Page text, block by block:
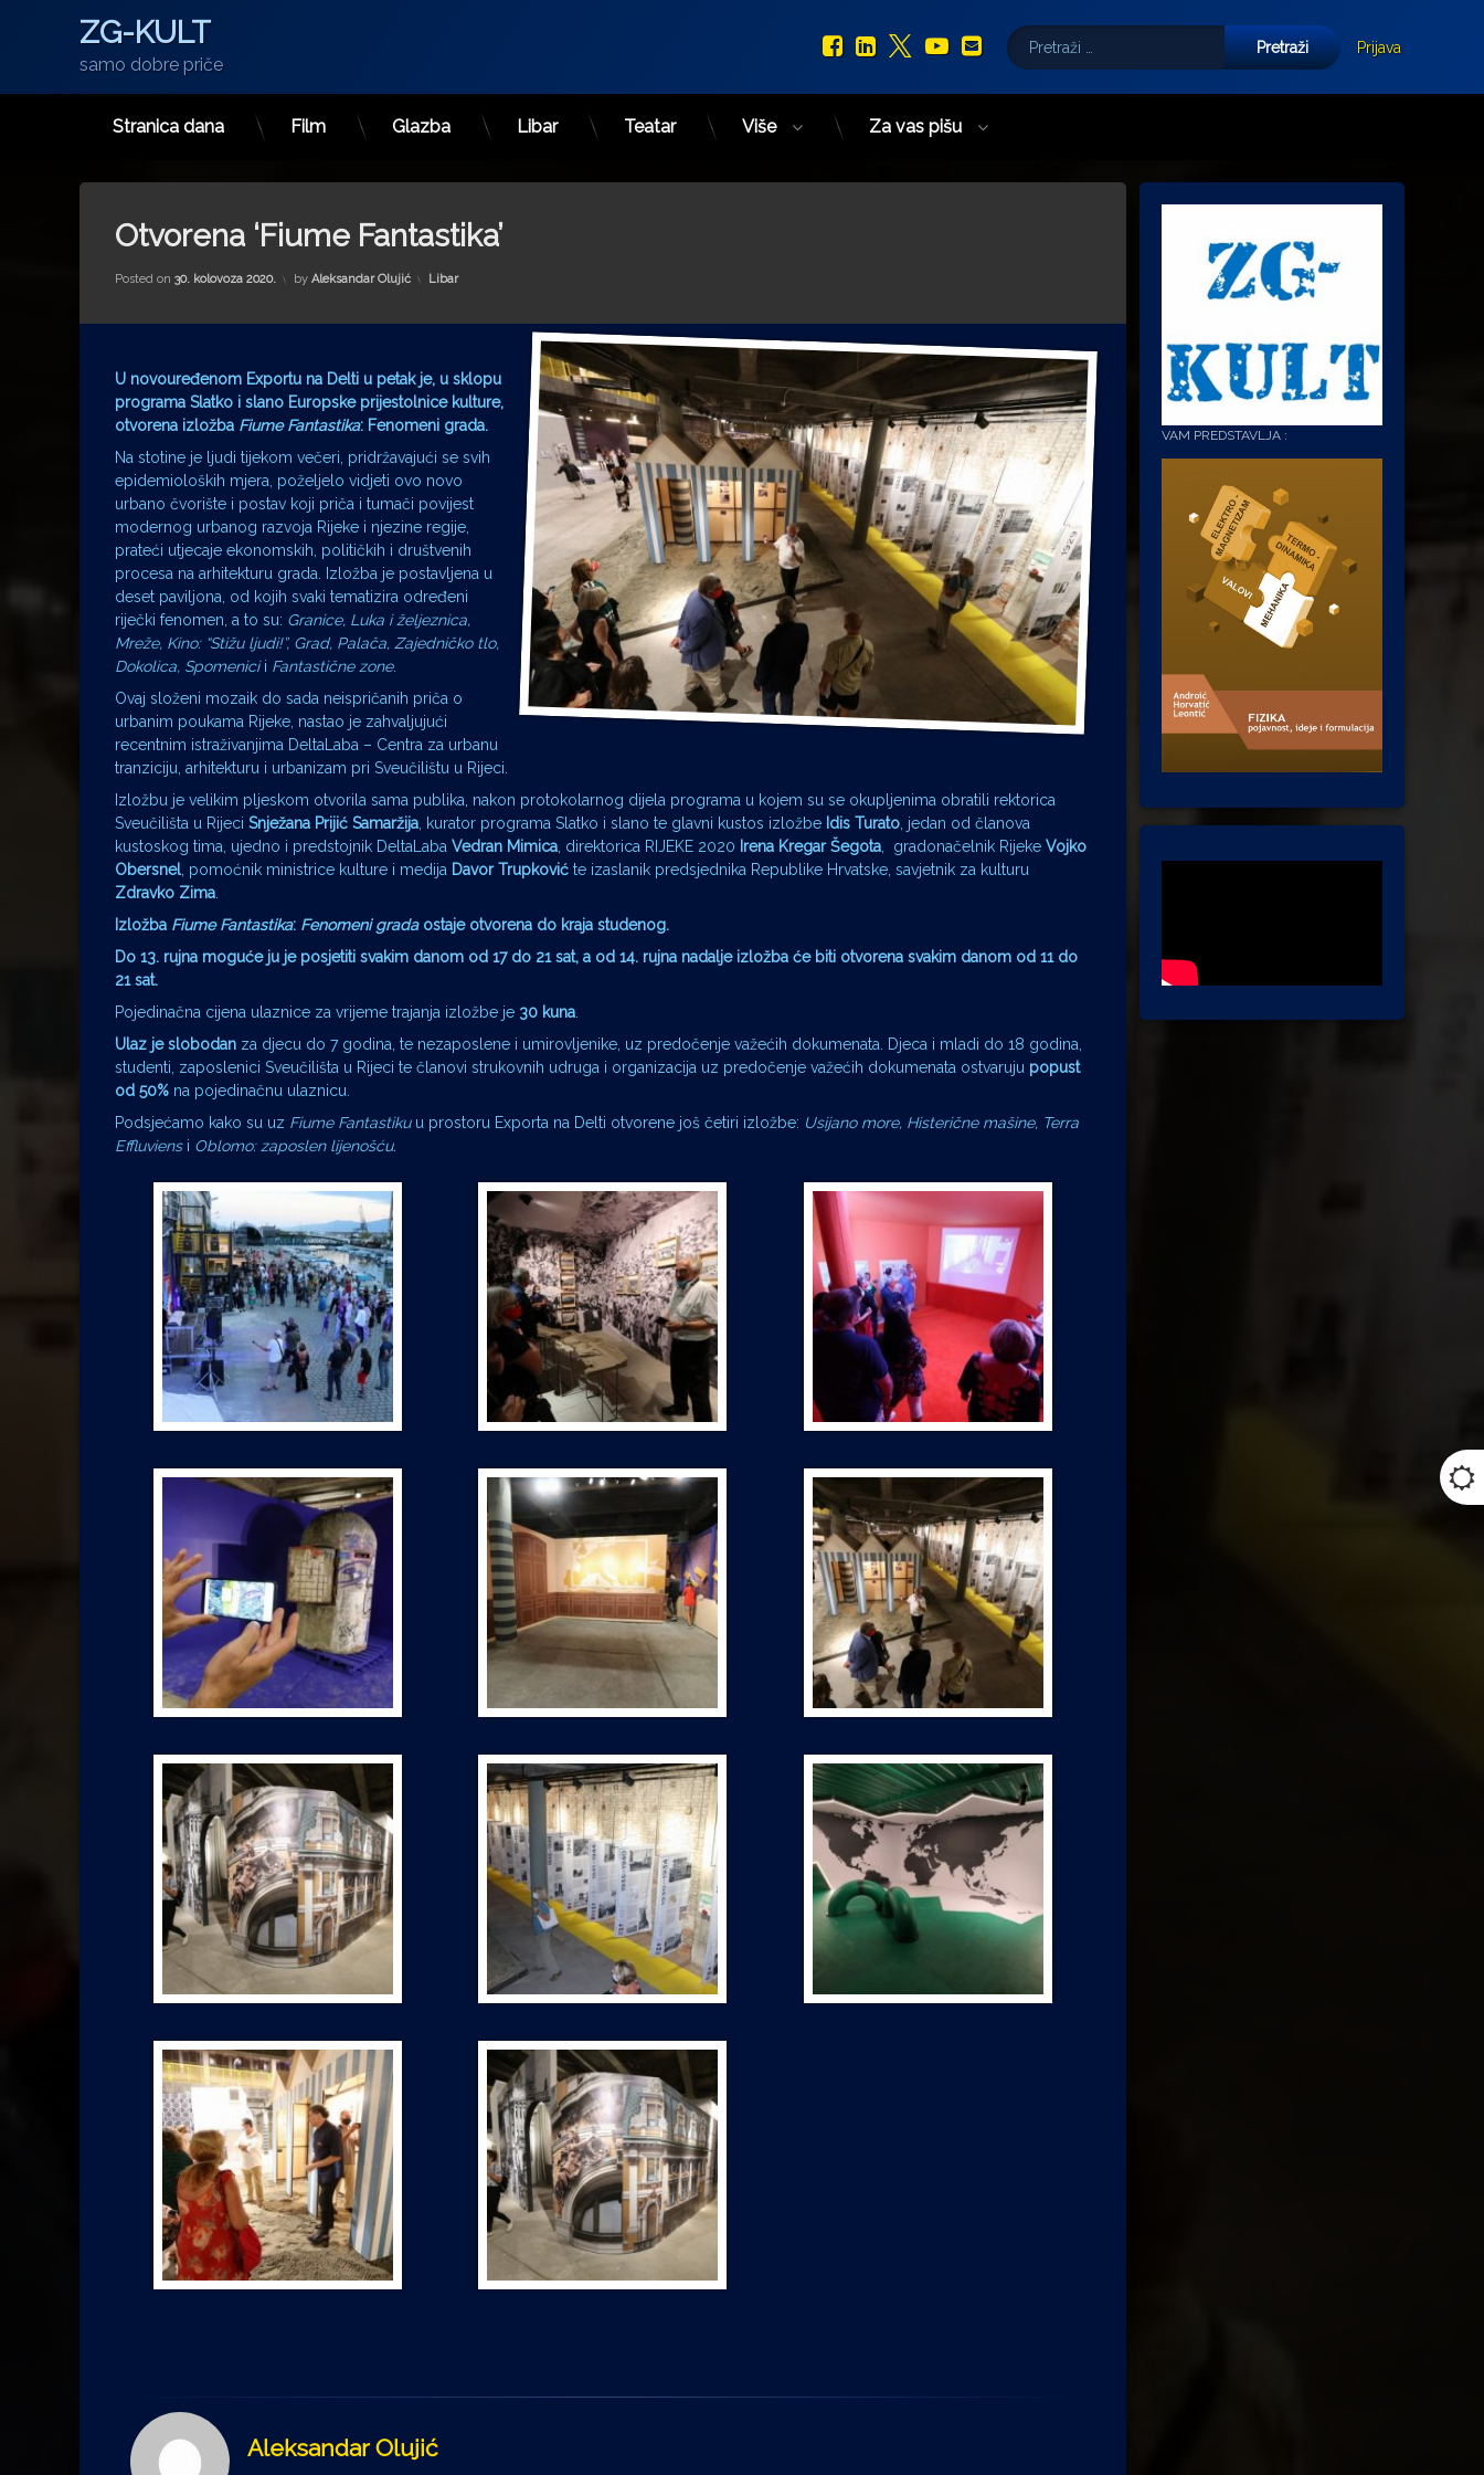
ZG-KULT
samo dobre priče
Facebook
LinkedIn
X.com
YouTube
E-mail
Pretraži:
Prijava
Stranica dana Film Glazba Libar Teatar Više Za vas pišu
Otvorena ‘Fiume Fantastika’
Posted on 30. kolovoza 2020. by Aleksandar Olujić Kategorije:
Libar
U novouređenom Exportu na Delti u petak je, u sklopu
programa Slatko i slano Europske prijestolnice kulture,
otvorena izložba Fiume Fantastika: Fenomeni grada.
Na stotine je ljudi tijekom večeri, pridržavajući se svih
epidemioloških mjera, poželjelo vidjeti ovo novo
urbano čvorište i postav koji priča i tumači povijest
modernog urbanog razvoja Rijeke i njezine regije,
prateći utjecaje ekonomskih, političkih i društvenih
procesa na arhitekturu grada. Izložba je postavljena u
deset paviljona, od kojih svaki tematizira određeni
riječki fenomen, a to su: Granice, Luka i željeznica,
Mreže, Kino: “Stižu ljudi!”, Grad, Palača, Zajedničko tlo,
Dokolica, Spomenicii Fantastične zone.
Ovaj složeni mozaik do sada neispričanih priča o
urbanim poukama Rijeke, nastao je zahvaljujući
recentnim istraživanjima DeltaLaba – Centra za urbanu
tranziciju, arhitekturu i urbanizam pri Sveučilištu u Rijeci.
Izložbu je velikim pljeskom otvorila sama publika, nakon protokolarnog dijela programa u kojem su se okupljenima obratili rektorica
Sveučilišta u Rijeci Snježana Prijić Samaržija , kurator programa Slatko i slano te glavni kustos izložbe Idis Turato , jedan od članova
kustoskog tima, ujedno i predstojnik DeltaLaba Vedran Mimica , direktorica RIJEKE 2020 Irena Kregar Šegota , gradonačelnik Rijeke Vojko
Obersnel , pomoćnik ministrice kulture i medija Davor Trupković te izaslanik predsjednika Republike Hrvatske, savjetnik za kulturu
Zdravko Zima
Izložba Fiume Fantastika: Fenomeni gradaostaje otvorena do kraja studenog.
Do 13. rujna moguće ju je posjetiti svakim danom od 17 do 21 sat, a od 14. rujna nadalje izložba će biti otvorena svakim danom od 11 do
21 sat.
Pojedinačna cijena ulaznice za vrijeme trajanja izložbe je 30 kuna
Ulaz je slobodan za djecu do 7 godina, te nezaposlene i umirovljenike, uz predočenje važećih dokumenata. Djeca i mladi do 18 godina,
studenti, zaposlenici Sveučilišta u Rijeci te članovi strukovnih udruga i organizacija uz predočenje važećih dokumenata ostvaruju popust
od 50% na pojedinačnu ulaznicu.
Podsjećamo kako su uz Fiume Fantastikuu prostoru Exporta na Delti otvorene još četiri izložbe: Usijano more, Histerične mašine, Terra
Effluviensi Oblomo: zaposlen lijenošću.
Aleksandar Olujić
VAM PREDSTAVLJA :